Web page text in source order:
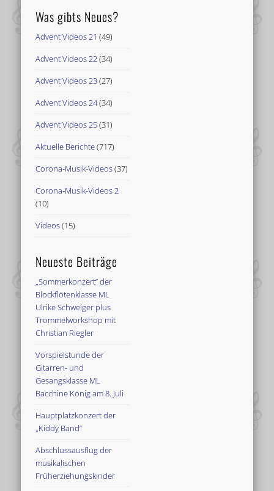
Was gibts Neues?
Advent Videos 21 (49)
Advent Videos 22(34)
Advent Videos 23(27)
Advent Videos 24(34)
Advent Videos 25(31)
Aktuelle Berichte(717)
Corona-Musik-Videos(37)
Corona-Musik-Videos 2
(10)
Videos(15)
Neueste Beiträge
„Sommerkonzert“ der
Blockflötenklasse ML
Ulrike Schweiger plus
Trommelworkshop mit
Christian Riegler
Vorspielstunde der
Gitarren- und
Gesangsklasse ML
Bacchine König am 8. Juli
Hauptplatzkonzert der
„Kiddy Band“
Abschlussausflug der
musikalischen
Früherziehungskinder